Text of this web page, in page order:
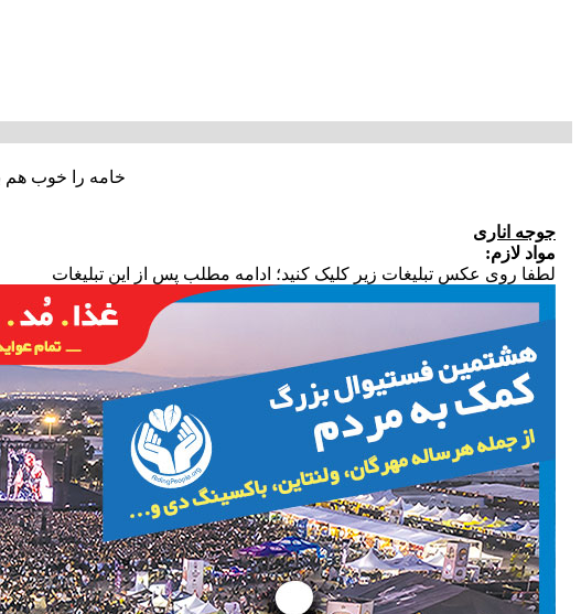
خامه را خوب هم
جوجه انارى
مواد لازم:
لطفا روی عکس تبلیغات زیر کلیک کنید؛ ادامه مطلب پس از این تبلیغات